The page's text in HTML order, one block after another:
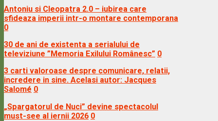
Antoniu si Cleopatra 2.0 – iubirea care
sfideaza imperii intr-o montare contemporana
0
30 de ani de existenta a serialului de
televiziune ”Memoria Exilului Românesc” 0
3 carti valoroase despre comunicare, relatii,
incredere in sine. Acelasi autor: Jacques
Salomé 0
„Spargatorul de Nuci” devine spectacolul
must-see al iernii 2026 0